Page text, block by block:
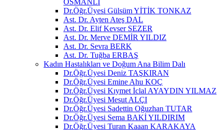
Dr.Öğr.Üyesi Gülsüm YİTİK TONKAZ
Ast. Dr. Ayten Ateş DAL
Ast. Dr. Elif Kevser SEZER
Ast. Dr. Merve DEMİR YILDIZ
Ast. Dr. Sevra BERK
Ast. Dr. Tuğba ERBAŞ
Kadın Hastalıkları ve Doğum Ana Bilim Dalı
Dr.Öğr.Üyesi Deniz TAŞKIRAN
Dr.Öğr.Üyesi Emine Ahu KOÇ
Dr.Öğr.Üyesi Kıymet İclal AYAYDIN YILMAZ
Dr.Öğr.Üyesi Mesut ALÇI
Dr.Öğr.Üyesi Sadettin Oğuzhan TUTAR
Dr.Öğr.Üyesi Sema BAKİ YILDIRIM
Dr.Öğr.Üyesi Turan Kaaan KARAKAYA